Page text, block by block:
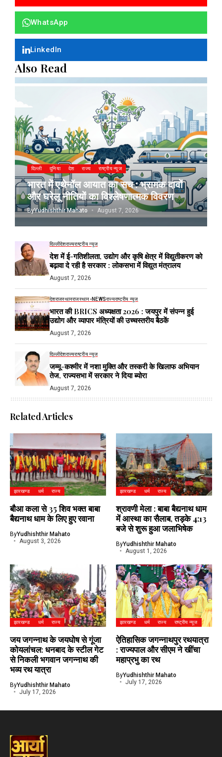
WhatsApp
LinkedIn
Also Read
दिल्ली दुनिया देश राज्य राष्ट्रीय न्यूज
भारत में एथेनॉल आयात का सच : भ्रामक दावों
और घरेलू नीतियों का विश्लेषणात्मक विवरण
ByYudhishthir Mahato August 7, 2026
दिल्लीदेशराज्यराष्ट्रीय न्यूज
देश में ई-गतिशीलता, उद्योग और कृषि क्षेत्र में विद्युतीकरण को
बढ़ावा दे रही है सरकार : लोकसभा में विद्युत मंत्रालय
August 7, 2026
देशराजस्थानराजस्थान-NEWSराज्यराष्ट्रीय न्यूज
भारत की BRICS अध्यक्षता 2026 : जयपुर में संपन्न हुई
उद्योग और व्यापार मंत्रियों की उच्चस्तरीय बैठकें
August 7, 2026
दिल्लीदेशराज्यराष्ट्रीय न्यूज
जम्मू-कश्मीर में नशा मुक्ति और तस्करी के खिलाफ अभियान
तेज, राज्यसभा में सरकार ने दिया ब्योरा
August 7, 2026
Related Articles
झारखण्ड धर्म राज्य
बौआ कला से 35 शिव भक्त बाबा
बैद्यनाथ धाम के लिए हुए रवाना
ByYudhishthir Mahato
August 3, 2026
झारखण्ड धर्म राज्य
श्रावणी मेला : बाबा बैद्यनाथ धाम
में आस्था का सैलाब, तड़के 4:13
बजे से शुरू हुआ जलाभिषेक
ByYudhishthir Mahato
August 1, 2026
झारखण्ड धर्म राज्य
जय जगन्नाथ के जयघोष से गूंजा
कोयलांचल: धनबाद के स्टील गेट
से निकली भगवान जगन्नाथ की
भव्य रथ यात्रा
ByYudhishthir Mahato
July 17, 2026
झारखण्ड धर्म राज्य राष्ट्रीय न्यूज
ऐतिहासिक जगन्नाथपुर रथयात्रा
: राज्यपाल और सीएम ने खींचा
महाप्रभु का रथ
ByYudhishthir Mahato
July 17, 2026